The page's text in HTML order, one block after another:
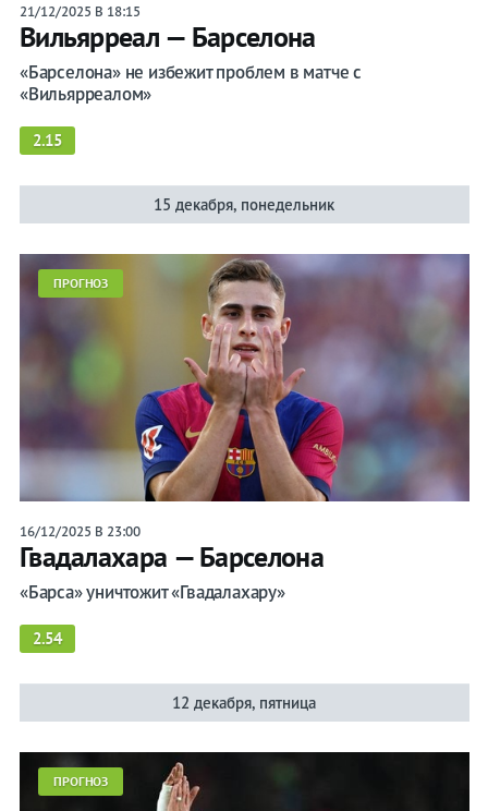
21/12/2025 В 18:15
Вильярреал — Барселона
«Барселона» не избежит проблем в матче с
«Вильярреалом»
2.15
15 декабря, понедельник
ПРОГНОЗ
16/12/2025 В 23:00
Гвадалахара — Барселона
«Барса» уничтожит «Гвадалахару»
2.54
12 декабря, пятница
ПРОГНОЗ